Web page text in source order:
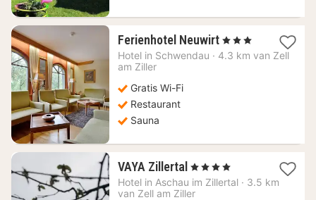
Ferienhotel Neuwirt 1
nacht
, 3 Sterren
Hotel in Schwendau · 4.3 km van Zell
am Ziller
Gratis Wi-Fi
Restaurant
Sauna
VAYA Zillertal 1
nacht
vanaf
, 4 Sterren
Hotel in Aschau im Zillertal · 3.5 km
van Zell am Ziller